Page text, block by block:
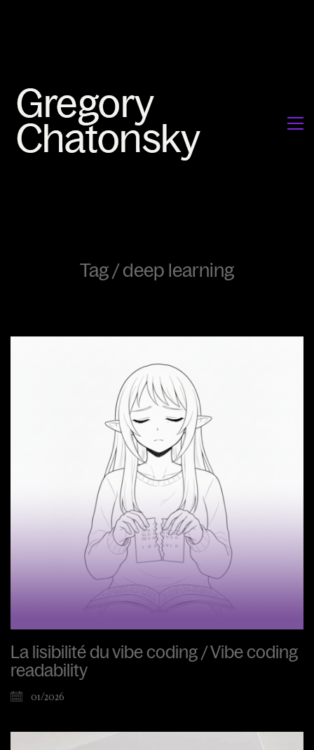
Tag /deep learning
La lisibilité du vibe coding / Vibe coding
readability
01/2026